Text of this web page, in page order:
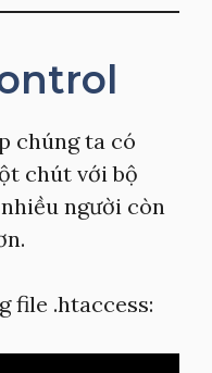
chúng ta có
chút với bộ
người còn
file .htaccess: